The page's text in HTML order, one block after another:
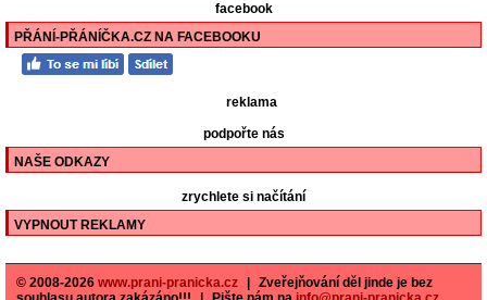
facebook
PŘÁNÍ-PŘÁNÍČKA.CZ NA FACEBOOKU
reklama
podpořte nás
NAŠE ODKAZY
zrychlete si načítání
VYPNOUT REKLAMY
© 2008-2026 www.prani-pranicka.cz
Zveřejňování děl jinde je bez